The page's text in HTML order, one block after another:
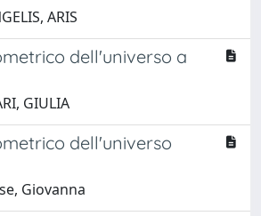
ARIS
dell'universo a
GIULIA
dell'universo
Giovanna